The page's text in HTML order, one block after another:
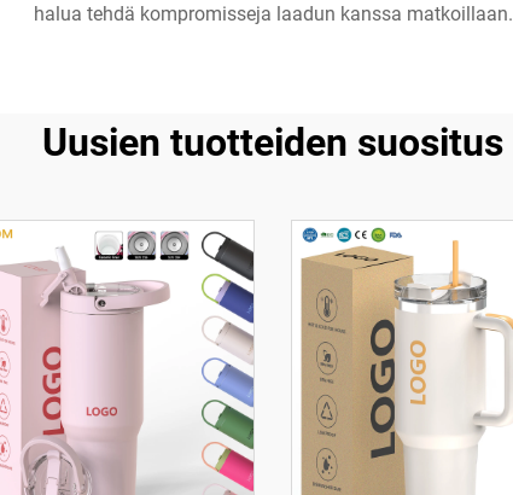
halua tehdä kompromisseja laadun kanssa matkoillaan.
Uusien tuotteiden suositus